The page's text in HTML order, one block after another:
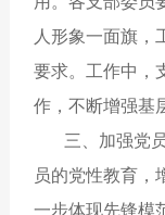
人形象一面旗，
要求。工作中，
作，不断增强基
三、加强党
员的党性教育，
一步体现先锋模